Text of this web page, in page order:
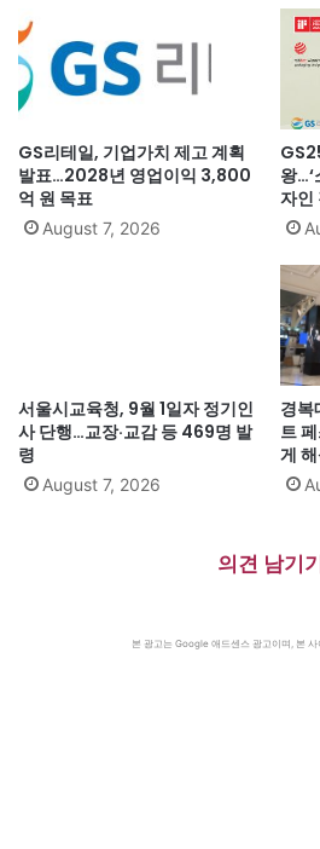
GS리테일, 기업가치 제고 계획
발표…2028년 영업이익 3,800
억 원 목표
August 7, 2026
왕
자인
서울시교육청, 9월 1일자 정기인
사 단행…교장·교감 등 469명 발
령
August 7, 2026
경복
트
게
의견 남기
본 광고는 Google 애드센스 광고이며, 본 사